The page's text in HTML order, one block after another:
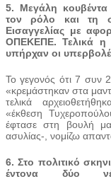
5. Μεγάλη κουβέντα
τον ρόλο και τη
Εισαγγελίας με
ΟΠΕΚΕΠΕ. Τελικά η
υπήρχαν οι
Το γεγονός ότι 7 συν
«κρεμάστηκαν στα
τελικά
«έκθεση
έφτασε στη βουλή
ασυλίας-, νομίζω
6. Στο πολιτικό
έντονα δύο